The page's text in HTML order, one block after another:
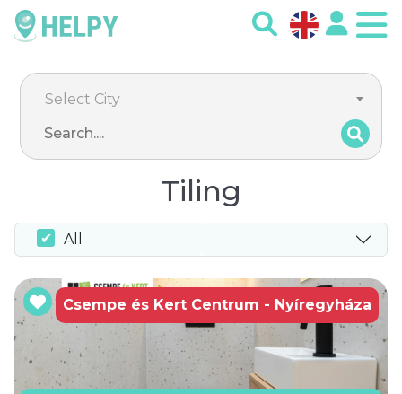
Select City
Tiling
All
Csempe és Kert Centrum - Nyíregyháza